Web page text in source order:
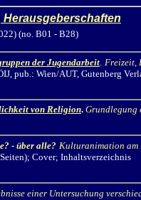
(no. B01 - B28)
der Jugendarbeit. Freizeit,
pub.: Wien/AUT, Gutenberg
von Religion. Grundlegung
- über alle? Kulturanimation am
Cover; Inhaltsverzeichnis
einer Untersuchung